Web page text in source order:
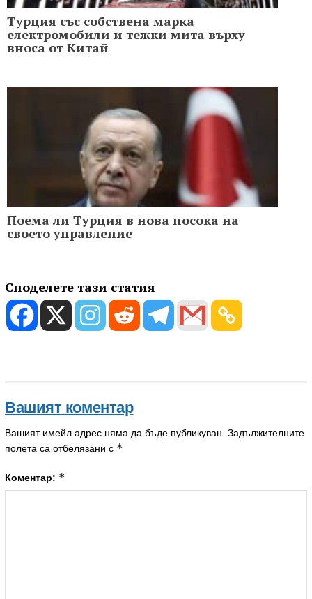
Турция със собствена марка
електромобили и тежки мита върху
вноса от Китай
Поема ли Турция в нова посока на
своето управление
Споделете тази статия
Вашият коментар
Вашият имейл адрес няма да бъде публикуван. Задължителните
полета са отбелязани с *
Коментар: *